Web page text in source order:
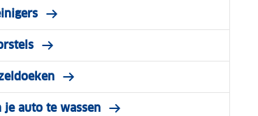
je auto te wassen